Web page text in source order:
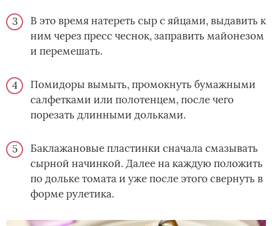
В это время натереть сыр с яйцами, выдавить к
ним через пресс чеснок, заправить майонезом
и перемешать.
Помидоры вымыть, промокнуть бумажными
салфетками или полотенцем, после чего
порезать длинными дольками.
Баклажановые пластинки сначала смазывать
сырной начинкой. Далее на каждую положить
по дольке томата и уже после этого свернуть в
форме рулетика.